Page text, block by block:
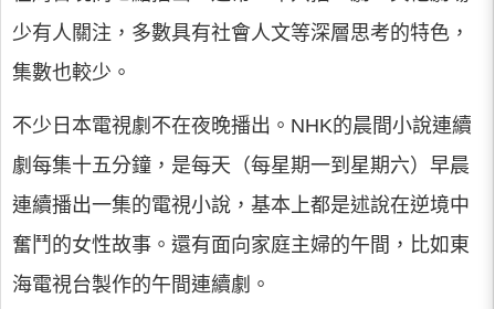
少有人關注，多數具有社會人文等深層思考的特色，
集數也較少。
不少日本電視劇不在夜晚播出。NHK的晨間小說連續
劇每集十五分鐘，是每天（每星期一到星期六）早晨
連續播出一集的電視小說，基本上都是述說在逆境中
奮鬥的女性故事。還有面向家庭主婦的午間，比如東
海電視台製作的午間連續劇。